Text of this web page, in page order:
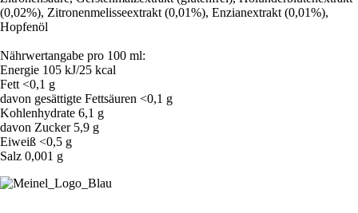
(0,02%), Zitronenmelisseextrakt (0,01%), Enzianextrakt (0,01%),
Hopfenöl
Nährwertangabe pro 100 ml:
Energie 105 kJ/25 kcal
Fett <0,1 g
davon gesättigte Fettsäuren <0,1 g
Kohlenhydrate 6,1 g
davon Zucker 5,9 g
Eiweiß <0,5 g
Salz 0,001 g